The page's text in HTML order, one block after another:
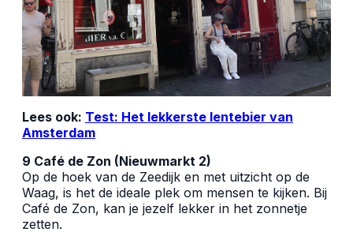
Lees ook: Test: Het lekkerste lentebier van
Amsterdam
9 Café de Zon (Nieuwmarkt 2)
Op de hoek van de Zeedijk en met uitzicht op de
Waag, is het de ideale plek om mensen te kijken. Bij
Café de Zon, kan je jezelf lekker in het zonnetje
zetten.